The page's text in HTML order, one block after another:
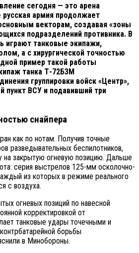
сегодня — это арена
армия продолжает
векторам, создавая «зоны
подразделений противника. В
играют танковые экипажи,
а с хирургической точностью
пример такой работы
танка Т-72Б3М
группировки войск «Центр»,
пункт ВСУ и подавивший три
снайпера
как по нотам. Получив точные
разведывательных беспилотников,
на закрытую огневую позицию. Дальше
серия выстрелов 125-мм осколочно-
из которых в режиме реального
с воздуха.
огневых позиций по навесной
корректировкой от
танковые удары точечными и
борьбы
в Минобороны.